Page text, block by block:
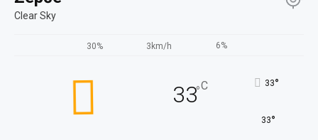
Clear Sky
30% 3km/h 6%
33°C 33°
33°